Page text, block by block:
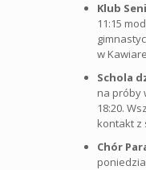
Klub
11:15
w
Schola
na próby
18:20.
kontakt z
Chór